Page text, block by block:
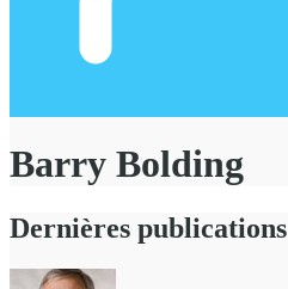
Barry Bolding
Dernières publications